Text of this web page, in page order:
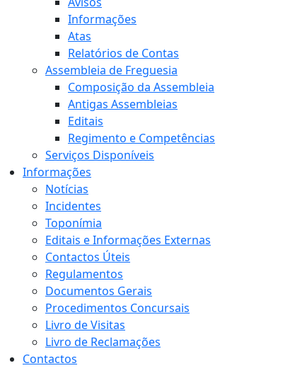
Informações
Atas
Relatórios de Contas
Assembleia de Freguesia
Composição da Assembleia
Antigas Assembleias
Editais
Regimento e Competências
Serviços Disponíveis
Informações
Notícias
Incidentes
Toponímia
Editais e Informações Externas
Contactos Úteis
Regulamentos
Documentos Gerais
Procedimentos Concursais
Livro de Visitas
Livro de Reclamações
Contactos